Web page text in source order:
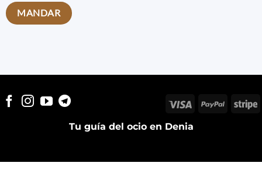
Tu guía del ocio en Denia
Visa PayPal